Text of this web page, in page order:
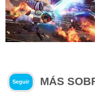
Seguir
MÁS